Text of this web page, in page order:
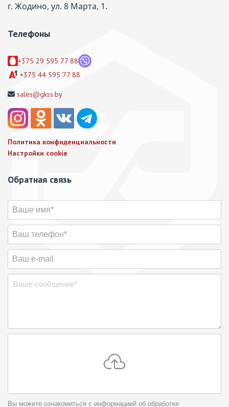
г. Жодино, ул. 8 Марта, 1.
Телефоны
+375 29 595 77 88
+375 44 595 77 88
sales@gkss.by
Политика конфиденциальности
Настройки cookie
Обратная связь
Вы можете ознакомиться с информацией об обработке